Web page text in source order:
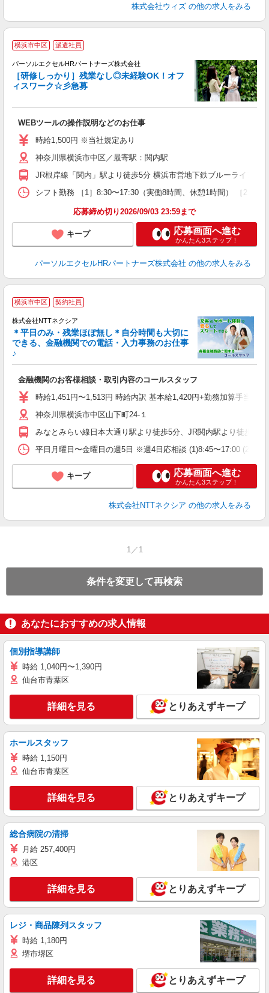
株式会社ウィズ の他の求人をみる
横浜市中区 派遣社員
パーソルエクセルHRパートナーズ株式会社
［研修しっかり］残業なし◎未経験OK！オフ
ィスワーク☆彡急募
WEBツールの操作説明などのお仕事
時給1,500円 ※当社規定あり
神奈川県横浜市中区／最寄駅：関内駅
JR根岸線「関内」駅より徒歩5分 横浜市営地下鉄ブルーライン（
シフト勤務 ［1］8:30〜17:30（実働8時間、休憩1時間） ［2］
応募締め切り2026/09/03 23:59まで
キープ 応募画面へ進む
かんたん3ステップ！
パーソルエクセルHRパートナーズ株式会社 の他の求人をみる
横浜市中区 契約社員
株式会社NTTネクシア
＊平日のみ・残業ほぼ無し＊自分時間も大切に
できる、金融機関での電話・入力事務のお仕事
♪
金融機関のお客様相談・取引内容のコールスタッフ
時給1,451円〜1,513円 時給内訳 基本給1,420円+勤務加算手当31
神奈川県横浜市中区山下町24-１
みなとみらい線日本大通り駅より徒歩5分、JR関内駅より徒歩15分
平日月曜日〜金曜日の週5日 ※週4日応相談 (1)8:45〜17:00
キープ 応募画面へ進む
かんたん3ステップ！
株式会社NTTネクシア の他の求人をみる
1／1
条件を変更して再検索
あなたにおすすめの求人情報
個別指導講師
時給 1,040円〜1,390円
仙台市青葉区
詳細を見る とりあえずキープ
ホールスタッフ
時給 1,150円
仙台市青葉区
詳細を見る とりあえずキープ
総合病院の清掃
月給 257,400円
港区
詳細を見る とりあえずキープ
レジ・商品陳列スタッフ
時給 1,180円
堺市堺区
詳細を見る とりあえずキープ